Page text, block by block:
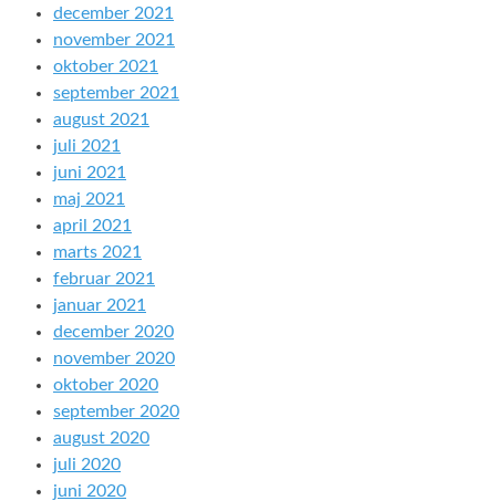
december 2021
november 2021
oktober 2021
september 2021
august 2021
juli 2021
juni 2021
maj 2021
april 2021
marts 2021
februar 2021
januar 2021
december 2020
november 2020
oktober 2020
september 2020
august 2020
juli 2020
juni 2020